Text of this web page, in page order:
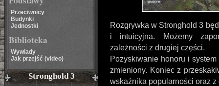
Przeciwnicy
Budynki
Jednostki
Biblioteka
Wywiady
Jak przejść (video)
Stronghold 3
Rozgrywka w Stronghold 3
i intuicyjna. Możemy
zależności z drugiej części.
Pozyskiwanie honoru i
zmieniony. Koniec z
wskaźnika popularności oraz z